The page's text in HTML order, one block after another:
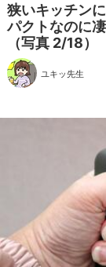
狭いキッチン
パクトなのに
（写真 2/18）
ユキッ先生